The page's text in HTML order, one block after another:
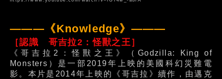
———《Knowledge》———
［認識 哥吉拉2：怪獸之王］
《哥吉拉2：怪獸之王》（Godzilla: King of
Monsters）是一部2019年上映的美國科幻災難電
影。本片是2014年上映的《哥吉拉》續作，由邁克